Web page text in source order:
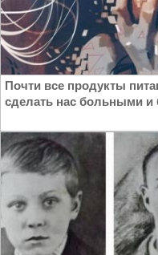
Почти все продукты
сделать нас больными